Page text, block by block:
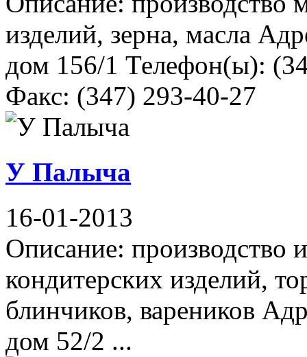
изделий, зерна, масла
дом 156/1 Телефон(ы):
Факс: (347) 293-40-27
У Палыча
16-01-2013
Описание: производство
кондитерских изделий,
блинчиков, вареников
дом 52/2 ...